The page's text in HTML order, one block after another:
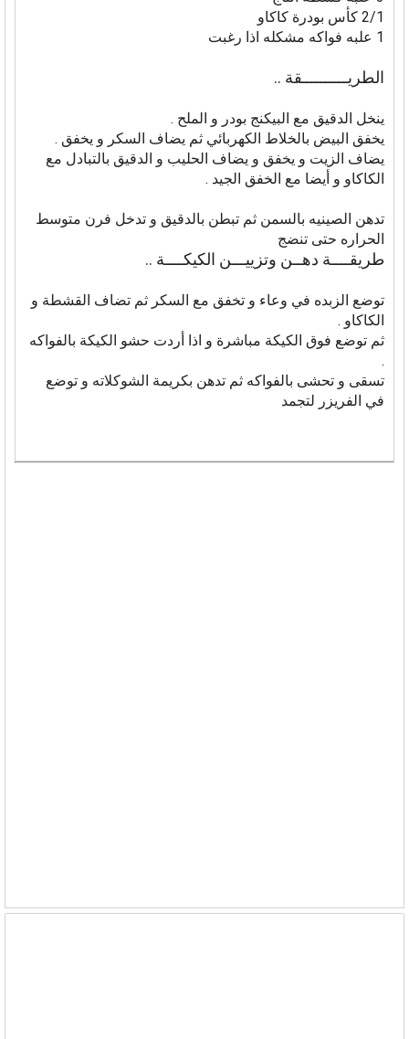
2/1 كأس بودرة كاكاو
1 علبه فواكه مشكله اذا رغبت
الطريــــــــــقة ..
ينخل الدقيق مع البيكنج بودر و الملح .
يخفق البيض بالخلاط الكهربائي ثم يضاف السكر و يخفق .
يضاف الزيت و يخفق و يضاف الحليب و الدقيق بالتبادل مع
الكاكاو و أيضا مع الخفق الجيد .
تدهن الصينيه بالسمن ثم تبطن بالدقيق و تدخل فرن متوسط
الحراره حتى تنضج
طريقــــة دهــن وتزييـــن الكيكــــة ..
توضع الزبده في وعاء و تخفق مع السكر ثم تضاف القشطة و
الكاكاو .
ثم توضع فوق الكيكة مباشرة و اذا أردت حشو الكيكة بالفواكه
.
تسقى و تحشى بالفواكه ثم تدهن بكريمة الشوكلاته و توضع
في الفريزر لتجمد